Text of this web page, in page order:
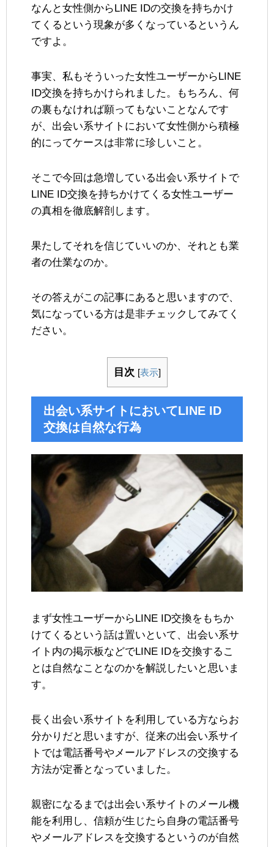
なんと女性側からLINE IDの交換を持ちかけ
てくるという現象が多くなっているというん
ですよ。
事実、私もそういった女性ユーザーからLINE
ID交換を持ちかけられました。もちろん、何
の裏もなければ願ってもないことなんです
が、出会い系サイトにおいて女性側から積極
的にってケースは非常に珍しいこと。
そこで今回は急増している出会い系サイトで
LINE ID交換を持ちかけてくる女性ユーザー
の真相を徹底解剖します。
果たしてそれを信じていいのか、それとも業
者の仕業なのか。
その答えがこの記事にあると思いますので、
気になっている方は是非チェックしてみてく
ださい。
目次 [表示]
出会い系サイトにおいてLINE ID
交換は自然な行為
まず女性ユーザーからLINE ID交換をもちか
けてくるという話は置いといて、出会い系サ
イト内の掲示板などでLINE IDを交換するこ
とは自然なことなのかを解説したいと思いま
す。
長く出会い系サイトを利用している方ならお
分かりだと思いますが、従来の出会い系サイ
トでは電話番号やメールアドレスの交換する
方法が定番となっていました。
親密になるまでは出会い系サイトのメール機
能を利用し、信頼が生じたら自身の電話番号
やメールアドレスを交換するというのが自然